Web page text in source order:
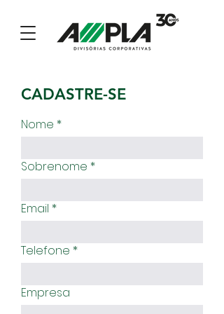
CADASTRE-SE
Nome
Sobrenome
Email
Telefone
Empresa